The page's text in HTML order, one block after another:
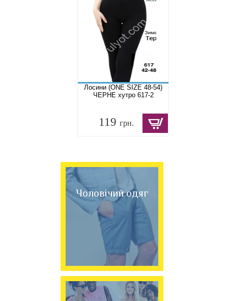
Лосини (ONE SIZE 48-54)
ЧЕРНЕ хутро 617-2
119грн.
Чоловічий одяг